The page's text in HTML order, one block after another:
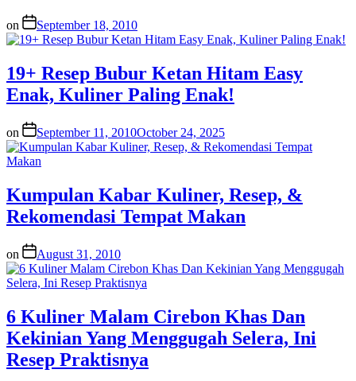
on September 18, 2010
19+ Resep Bubur Ketan Hitam Easy
Enak, Kuliner Paling Enak!
on September 11, 2010October 24, 2025
Kumpulan Kabar Kuliner, Resep, &
Rekomendasi Tempat Makan
on August 31, 2010
6 Kuliner Malam Cirebon Khas Dan
Kekinian Yang Menggugah Selera, Ini
Resep Praktisnya